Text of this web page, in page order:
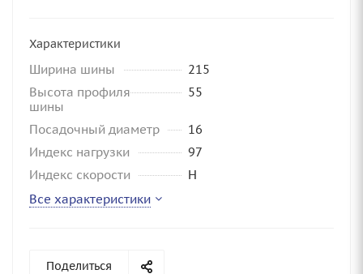
Характеристики
Ширина шины
215
Высота профиля
шины
55
Посадочный диаметр
16
Индекс нагрузки
97
Индекс скорости
H
Все характеристики
Поделиться